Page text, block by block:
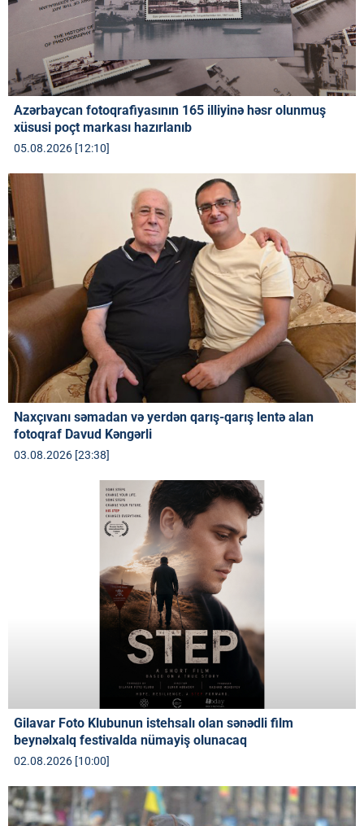
Azərbaycan fotoqrafiyasının 165 illiyinə həsr olunmuş
xüsusi poçt markası hazırlanıb
05.08.2026 [12:10]
Naxçıvanı səmadan və yerdən qarış-qarış lentə alan
fotoqraf Davud Kəngərli
03.08.2026 [23:38]
Gilavar Foto Klubunun istehsalı olan sənədli film
beynəlxalq festivalda nümayiş olunacaq
02.08.2026 [10:00]